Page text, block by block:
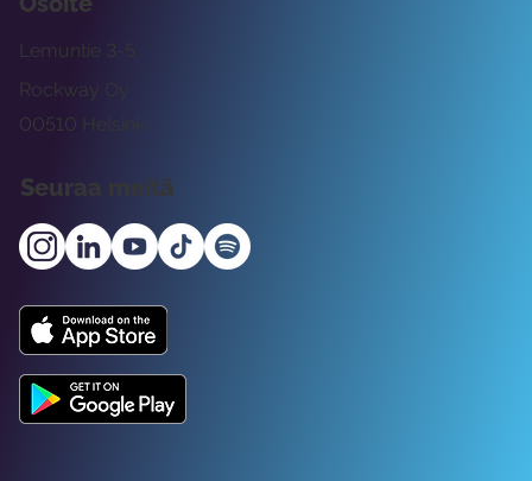
Rockway Oy
Lemuntie 3-5
00510 Helsinki
Seuraa meitä